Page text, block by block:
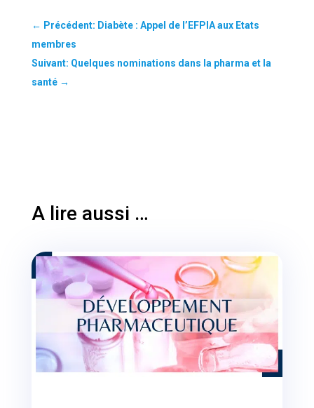
← Précédent: Diabète : Appel de l’EFPIA aux Etats
membres
Suivant: Quelques nominations dans la pharma et la
santé→
A lire aussi …